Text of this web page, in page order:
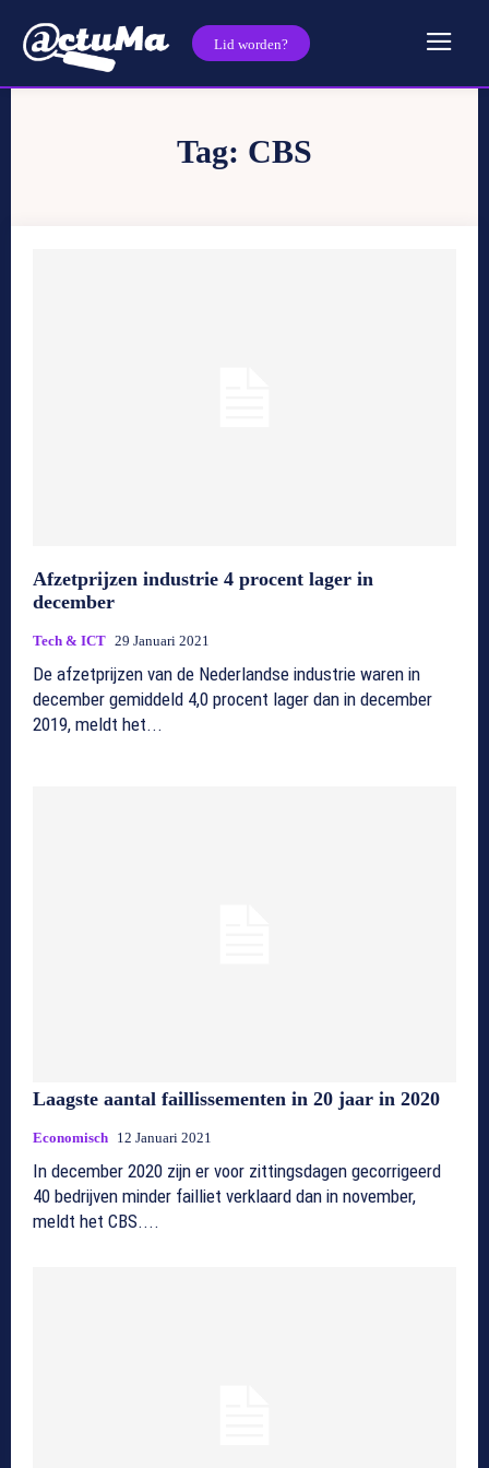
Lid worden?
Tag: CBS
Afzetprijzen industrie 4 procent lager in
december
Tech & ICT 29 Januari 2021
De afzetprijzen van de Nederlandse industrie waren in
december gemiddeld 4,0 procent lager dan in december
2019, meldt het...
Laagste aantal faillissementen in 20 jaar in 2020
Economisch 12 Januari 2021
In december 2020 zijn er voor zittingsdagen gecorrigeerd
40 bedrijven minder failliet verklaard dan in november,
meldt het CBS....